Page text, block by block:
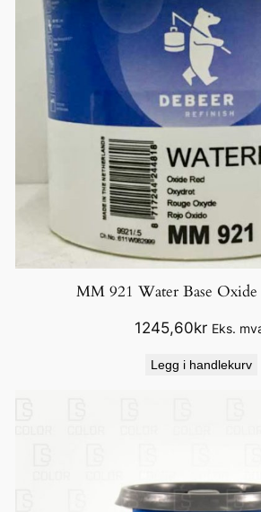
MM 921 Water Base
1245,60kr Eks.
Legg i handlekurv